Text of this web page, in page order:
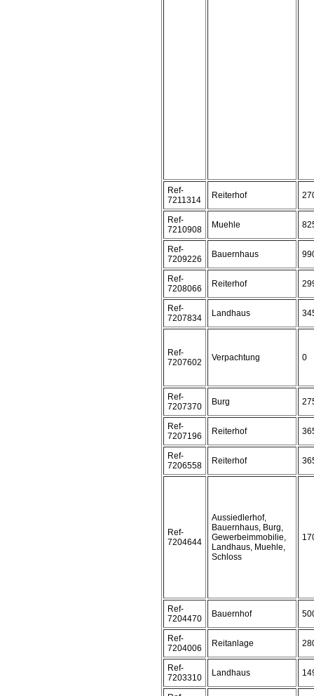
Ref-
7211314
Reiterhof
Ref-
7210908
Muehle
Ref-
7209226
Bauernhaus
Ref-
7208066
Reiterhof
Ref-
7207834
Landhaus
Ref-
7207602
Verpachtung 0
Ref-
7207370
Burg
Ref-
7207196
Reiterhof
Ref-
7206558
Reiterhof
Ref-
7204644
Aussiedlerhof,
Bauernhaus, Burg,
Gewerbeimmobilie,
Landhaus, Muehle,
Schloss
Ref-
7204470
Bauernhof
Ref-
7204006
Reitanlage
Ref-
7203310
Landhaus